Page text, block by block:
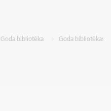
Goda bibliotēka Goda bibliotēkas